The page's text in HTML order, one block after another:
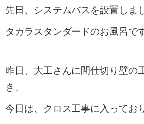
先日、システムバスを設置しま
タカラスタンダードのお風呂で
昨日、大工さんに間仕切り壁の
き、
今日は、クロス工事に入ってお